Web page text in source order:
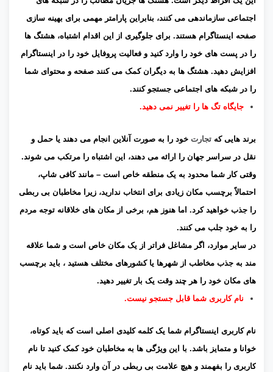
اجتماعی سازماندهی می کنند، بنابراین پارامتر مهمی برای بهینه سازی
صفحه اینستاگرام هستند. برای جلوگیری از این اقدام اشتباه، هشتگ ها
را در پست های خود را وارد کنید و فعالیت پروفایل خود را در اینستاگرام
افزایش دهید. هشتگ ها به دیگران کمک می کنند صفحه و محتوای شما
را در شبکه های اجتماعی جستجو کنند.
جایگاه تگ ها را تغییر نمی دهید.
برند هایی که تجارت خود را به صورت آنلاین انجام می دهند یا حمل و
نقل در سراسر جهان را ارائه می دهند، این اشتباه را مرتکب می شوند.
وقتی کار شما محدود به یک منطقه خاص است – مانند کافی شاپ،
احتمالاً برچسب مکان زیادی برای انتخاب ندارید، زیرا مخاطبان بی ربطی
را جذب خواهید کرد. اما هنوز هم، برخی از مکان های خلاقانه توجه مردم
را به خود جلب می کنند.
در سایر موارد، اگر مشاغل فراتر از یک مکان خاص است و شما علاقه
مند به جذب مخاطب از شهرها یا کشورهای مختلف هستید ، باید برچسب
های مکان خود را هر چند وقت یک بار تغییر دهید.
نام کاربری شما قابل جستجو نیست.
نام کاربری اینستاگرام شما یک کلمه کلیدی اصلی است که باید کوتاه،
خوانا و متمایز باشد. با این ویژگی ها به مخاطبان خود کمک کنید تا نام
کاربری را بفهمند و هیچ علامت بی ربطی در آن وارد نکنند. شما باید نام